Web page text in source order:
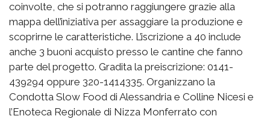
coinvolte, che si potranno raggiungere grazie alla
mappa dell’iniziativa per assaggiare la produzione e
scoprirne le caratteristiche. L’iscrizione a 40 include
anche 3 buoni acquisto presso le cantine che fanno
parte del progetto. Gradita la preiscrizione: 0141-
439294 oppure 320-1414335. Organizzano la
Condotta Slow Food di Alessandria e Colline Nicesi e
l’Enoteca Regionale di Nizza Monferrato con